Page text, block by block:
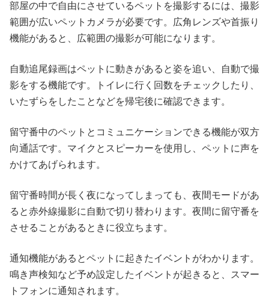
部屋の中で自由にさせているペットを撮影するには、撮影
範囲が広いペットカメラが必要です。広角レンズや首振り
機能があると、広範囲の撮影が可能になります。
自動追尾録画はペットに動きがあると姿を追い、自動で撮
影をする機能です。トイレに行く回数をチェックしたり、
いたずらをしたことなどを帰宅後に確認できます。
留守番中のペットとコミュニケーションできる機能が双方
向通話です。マイクとスピーカーを使用し、ペットに声を
かけてあげられます。
留守番時間が長く夜になってしまっても、夜間モードがあ
ると赤外線撮影に自動で切り替わります。夜間に留守番を
させることがあるときに役立ちます。
通知機能があるとペットに起きたイベントがわかります。
鳴き声検知など予め設定したイベントが起きると、スマー
トフォンに通知されます。